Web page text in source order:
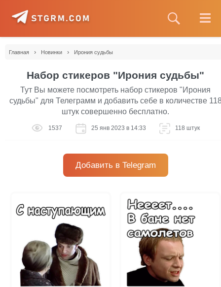
Главная › Новинки › Ирония судьбы
Набор стикеров "Ирония судьбы"
Тут Вы можете посмотреть набор стикеров "Ирония
судьбы" для Телеграмм и добавить себе в количестве
штук совершенно бесплатно.
1537 25 янв 2023 в 14:33 118 штук
Добавить в Telegram